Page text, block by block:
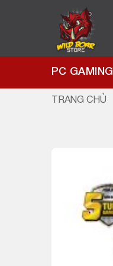
PC GAMING
TRANG CHỦ